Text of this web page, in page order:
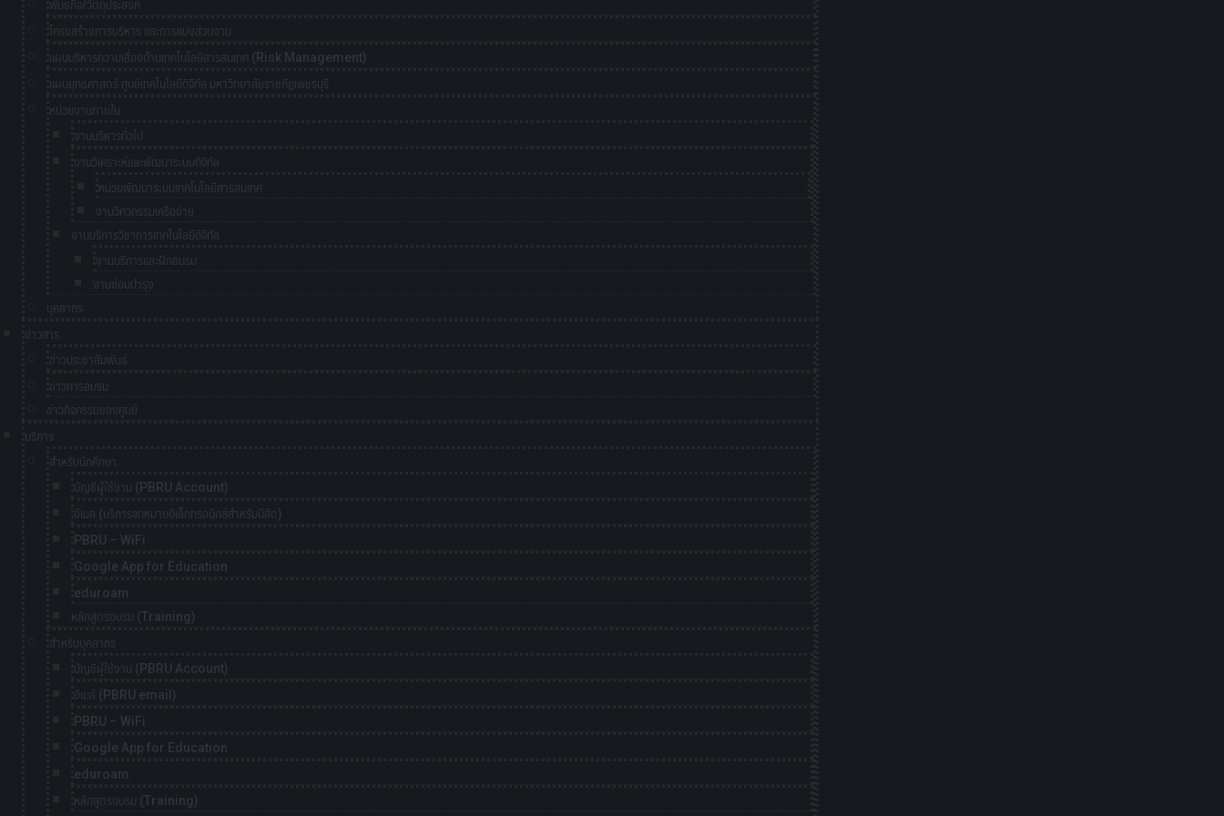
พันธกิจ/วัตถุประสงค์
โครงสร้างการบริหาร และการแบ่งส่วนงาน
แผนบริหารความเสี่ยงด้านเทคโนโลยีสารสนเทศ (Risk Management)
แผนยุทธศาสตร์ ศูนย์เทคโนโลยีดิจิทัล มหาวิทยาลัยราชภัฏเพชรบุรี
หน่วยงานภายใน
งานบริหารทั่วไป
งานวิเคราะห์และพัฒนาระบบดิจิทัล
หน่วยพัฒนาระบบเทคโนโลยีสารสนเทศ
งานวิศวกรรมเครือข่าย
งานบริการวิชาการเทคโนโลยีดิจิทัล
งานบริการและฝึกอบรม
งานซ่อมบำรุง
บุคลากร
ข่าวสาร
ข่าวประชาสัมพันธ์
ข่าวการอบรม
ข่าวกิจกรรมของศูนย์
บริการ
สำหรับนักศึกษา
บัญชีผู้ใช้งาน (PBRU Account)
อีเมล (บริการจดหมายอิเล็กทรอนิกส์สำหรับนิสิต)
PBRU – WiFi
Google App for Education
eduroam
หลักสูตรอบรม (Training)
สำหรับบุคลากร
บัญชีผู้ใช้งาน (PBRU Account)
อีเมล์ (PBRU email)
PBRU – WiFi
Google App for Education
eduroam
หลักสูตรอบรม (Training)